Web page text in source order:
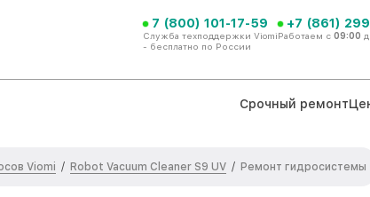
7 (800) 101-17-59
Служба техподдержки Viomi
- бесплатно по России
+7 (861)
Работаем с 09:00
Срочный ремонт
Viomi / Robot Vacuum Cleaner S9 UV / Ремонт гидросистемы